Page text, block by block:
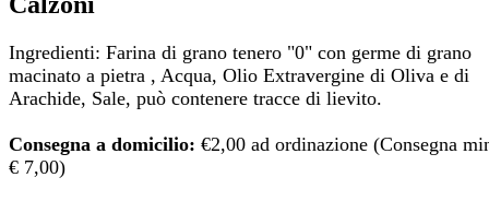
Ingredienti: Farina di grano tenero "0" con germe di grano
macinato a pietra , Acqua, Olio Extravergine di Oliva e di
Arachide, Sale, può contenere tracce di lievito.
Consegna a domicilio: €2,00 ad ordinazione (Consegna
€ 7,00)